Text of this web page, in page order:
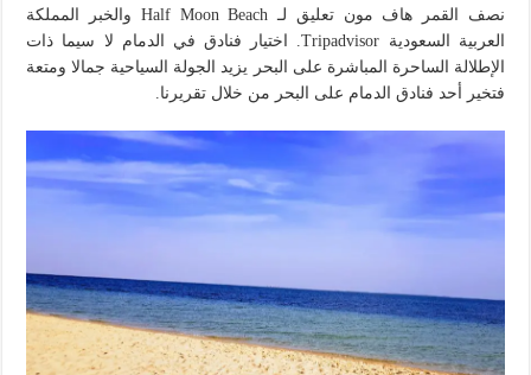
نصف القمر هاف مون تعليق لـ Half Moon Beach والخبر المملكة
العربية السعودية Tripadvisor. اختيار فنادق في الدمام لا سيما ذات
الإطلالة الساحرة المباشرة على البحر يزيد الجولة السياحية جمالا ومتعة
فتخير أحد فنادق الدمام على البحر من خلال تقريرنا.